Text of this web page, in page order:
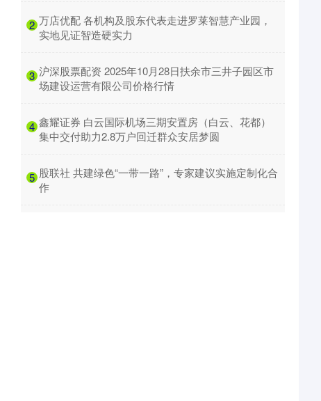
2 ​万店优配 各机构及股东代表走进罗莱智慧产业园，
实地见证智造硬实力
3 ​沪深股票配资 2025年10月28日扶余市三井子园区市
场建设运营有限公司价格行情
4 ​鑫耀证券 白云国际机场三期安置房（白云、花都）
集中交付助力2.8万户回迁群众安居梦圆
5 ​股联社 共建绿色“一带一路”，专家建议实施定制化合
作